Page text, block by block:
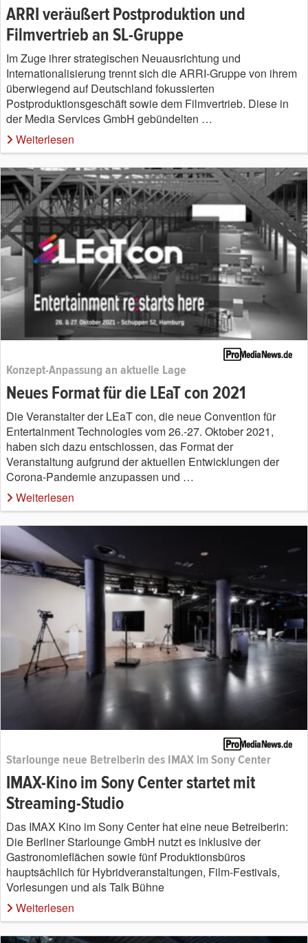
ARRI veräußert Postproduktion und
Filmvertrieb an SL-Gruppe
Im Zuge ihrer strategischen Neuausrichtung und
Internationalisierung trennt sich die ARRI-Gruppe von ihrem
überwiegend auf Deutschland fokussierten
Postproduktionsgeschäft sowie dem Filmvertrieb. Diese in
der Media Services GmbH gebündelten …
Weiterlesen
Konzept-Anpassung an aktuelle Lage
Neues Format für die LEaT con 2021
Die Veranstalter der LEaT con, die neue Convention für
Entertainment Technologies vom 26.-27. Oktober 2021,
haben sich dazu entschlossen, das Format der
Veranstaltung aufgrund der aktuellen Entwicklungen der
Corona-Pandemie anzupassen und …
Weiterlesen
Starlounge neue Betreiberin des IMAX im Sony Center
IMAX-Kino im Sony Center startet mit
Streaming-Studio
Das IMAX Kino im Sony Center hat eine neue Betreiberin:
Die Berliner Starlounge GmbH nutzt es inklusive der
Gastronomieflächen sowie fünf Produktionsbüros
hauptsächlich für Hybridveranstaltungen, Film-Festivals,
Vorlesungen und als Talk Bühne
Weiterlesen